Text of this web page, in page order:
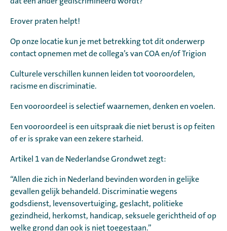
Erover praten helpt!
Op onze locatie kun je met betrekking tot dit onderwerp
contact opnemen met de collega’s van COA en/of Trigion
Culturele verschillen kunnen leiden tot vooroordelen,
racisme en discriminatie.
Een vooroordeel is selectief waarnemen, denken en voelen.
Een vooroordeel is een uitspraak die niet berust is op feiten
of er is sprake van een zekere starheid.
Artikel 1 van de Nederlandse Grondwet zegt:
“Allen die zich in Nederland bevinden worden in gelijke
gevallen gelijk behandeld. Discriminatie wegens
godsdienst, levensovertuiging, geslacht, politieke
gezindheid, herkomst, handicap, seksuele gerichtheid of op
welke grond dan ook is niet toegestaan.”